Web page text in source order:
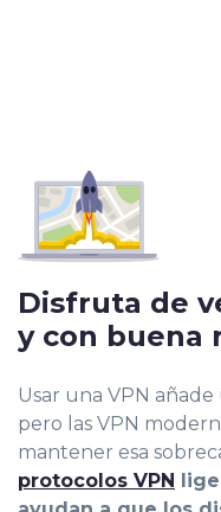
Disfruta de
y con buena
Usar una VPN
pero las VPN
mantener esa
protocolos VPN